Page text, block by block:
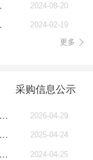
公报 2024-08-20
力量
2024-02-19
更多
采购信息公示
中国信达发布《2025年社会责任（ESG）报告》 2026-04-29
中国信达发布《2024年社会责任（ESG）报告》 2025-04-24
中国信达发布《2023年社会责任（ESG）报告》 2024-04-25